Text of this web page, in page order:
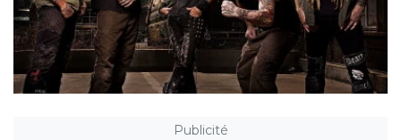
Publicité